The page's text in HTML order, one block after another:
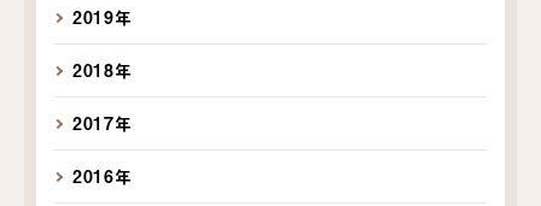
2019年
2018年
2017年
2016年